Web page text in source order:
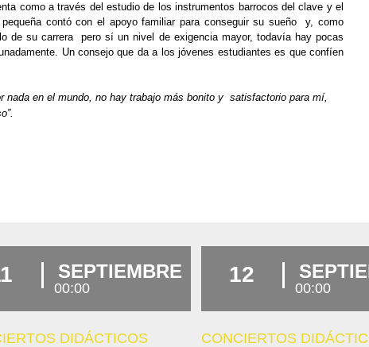
como a través del estudio de los instrumentos barrocos del clave y el
contó con el apoyo familiar para conseguir su sueño y, como
de su carrera pero sí un nivel de exigencia mayor, todavía hay pocas
Un consejo que da a los jóvenes estudiantes es que confíen
en el mundo, no hay trabajo más bonito y satisfactorio para mí,
SEPTIEMBRE
00:00
DIDÁCTICOS
12
00:00
CONCIERTOS